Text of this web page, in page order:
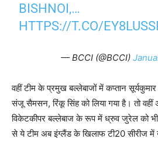
BISHNOI,…
HTTPS://T.CO/
— BCCI (@BCCI)
वहीं टीम के प्रमुख बल्लेबाजों में कप्तान सूर्यकुमार
संजू सैमसन, रिंकू सिंह को लिया गया है। तो वहीं
विकेटकीपर बल्लेबाज के रूप में ध्रुव जुरेल को भी
से ये टीम अब इंग्लैंड के खिलाफ टी20 सीरीज